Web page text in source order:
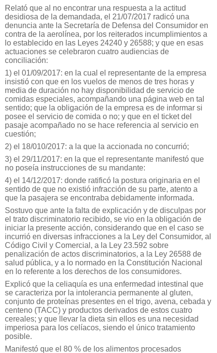
Relató que al no encontrar una respuesta a la actitud
desidiosa de la demandada, el 21/07/2017 radicó una
denuncia ante la Secretaría de Defensa del Consumidor en
contra de la aerolínea, por los reiterados incumplimientos a
lo establecido en las Leyes 24240 y 26588; y que en esas
actuaciones se celebraron cuatro audiencias de
conciliación:
1) el 01/09/2017: en la cual el representante de la empresa
insistió con que en los vuelos de menos de tres horas y
media de duración no hay disponibilidad de servicio de
comidas especiales, acompañando una página web en tal
sentido; que la obligación de la empresa es de informar si
posee el servicio de comida o no; y que en el ticket del
pasaje acompañado no se hace referencia al servicio en
cuestión;
2) el 18/010/2017: a la que la accionada no concurrió;
3) el 29/11/2017: en la que el representante manifestó que
no poseía instrucciones de su mandante:
4) el 14/12/2017: donde ratificó la postura originaria en el
sentido de que no existió infracción de su parte, atento a
que la pasajera se encontraba debidamente informada.
Sostuvo que ante la falta de explicación y de disculpas por
el trato discriminatorio recibido, se vio en la obligación de
iniciar la presente acción, considerando que en el caso se
incurrió en diversas infracciones a la Ley del Consumidor, al
Código Civil y Comercial, a la Ley 23.592 sobre
penalización de actos discriminatorios, a la Ley 26588 de
salud pública, y a lo normado en la Constitución Nacional
en lo referente a los derechos de los consumidores.
Explicó que la celiaquía es una enfermedad intestinal que
se caracteriza por la intolerancia permanente al gluten,
conjunto de proteínas presentes en el trigo, avena, cebada y
centeno (TACC) y productos derivados de estos cuatro
cereales; y que llevar la dieta sin ellos es una necesidad
imperiosa para los celíacos, siendo el único tratamiento
posible.
Manifestó que el 80 % de los alimentos procesados